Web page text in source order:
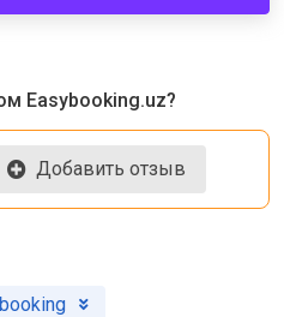
Easybooking.uz?
Добавить отзыв